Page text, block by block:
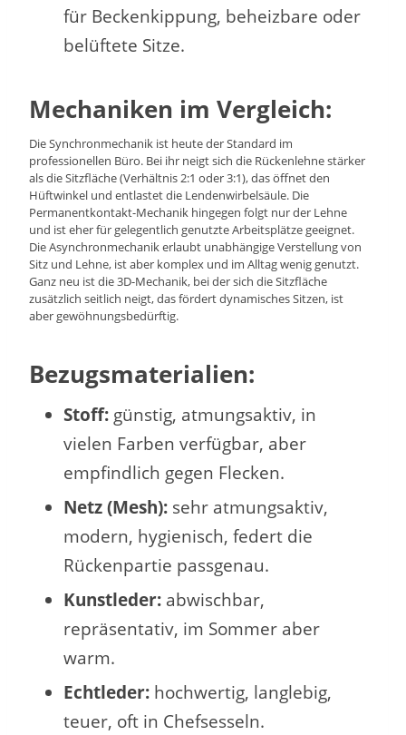
für Beckenkippung, beheizbare oder
belüftete Sitze.
Mechaniken im Vergleich:
Die Synchronmechanik ist heute der Standard im
professionellen Büro. Bei ihr neigt sich die Rückenlehne stärker
als die Sitzfläche (Verhältnis 2:1 oder 3:1), das öffnet den
Hüftwinkel und entlastet die Lendenwirbelsäule. Die
Permanentkontakt-Mechanik hingegen folgt nur der Lehne
und ist eher für gelegentlich genutzte Arbeitsplätze geeignet.
Die Asynchronmechanik erlaubt unabhängige Verstellung von
Sitz und Lehne, ist aber komplex und im Alltag wenig genutzt.
Ganz neu ist die 3D-Mechanik, bei der sich die Sitzfläche
zusätzlich seitlich neigt, das fördert dynamisches Sitzen, ist
aber gewöhnungsbedürftig.
Bezugsmaterialien:
Stoff: günstig, atmungsaktiv, in
vielen Farben verfügbar, aber
empfindlich gegen Flecken.
Netz (Mesh): sehr atmungsaktiv,
modern, hygienisch, federt die
Rückenpartie passgenau.
Kunstleder: abwischbar,
repräsentativ, im Sommer aber
warm.
Echtleder: hochwertig, langlebig,
teuer, oft in Chefsesseln.